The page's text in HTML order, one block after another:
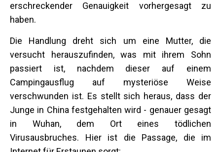
erschreckender Genauigkeit vorhergesagt zu
haben.
Die Handlung dreht sich um eine Mutter, die
versucht herauszufinden, was mit ihrem Sohn
passiert ist, nachdem dieser auf einem
Campingausflug auf mysteriöse Weise
verschwunden ist. Es stellt sich heraus, dass der
Junge in China festgehalten wird - genauer gesagt
in Wuhan, dem Ort eines tödlichen
Virusausbruches. Hier ist die Passage, die im